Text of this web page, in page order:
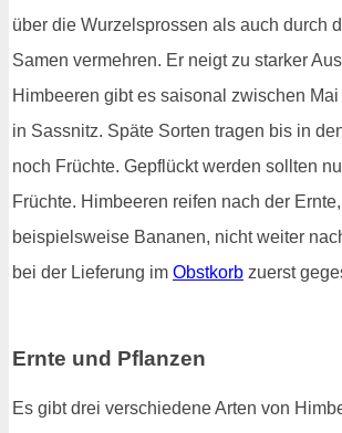
über die Wurzelsprossen als auch durch
Samen vermehren. Er neigt zu starker
Himbeeren gibt es saisonal zwischen
in Sassnitz. Späte Sorten tragen bis in
noch Früchte. Gepflückt werden sollten
Früchte. Himbeeren reifen nach der
beispielsweise Bananen, nicht weiter
bei der Lieferung im Obstkorb zuerst
Ernte und Pflanzen
Es gibt drei verschiedene Arten von